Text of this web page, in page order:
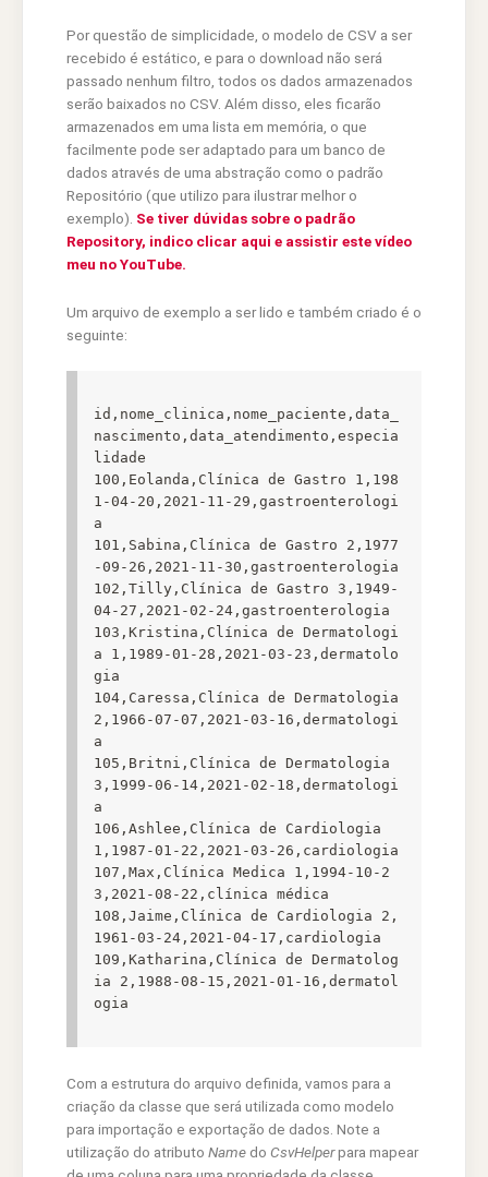
Por questão de simplicidade, o modelo de CSV a ser
recebido é estático, e para o download não será
passado nenhum filtro, todos os dados armazenados
serão baixados no CSV. Além disso, eles ficarão
armazenados em uma lista em memória, o que
facilmente pode ser adaptado para um banco de
dados através de uma abstração como o padrão
Repositório (que utilizo para ilustrar melhor o
exemplo). Se tiver dúvidas sobre o padrão
Repository, indico clicar aqui e assistir este vídeo
meu no YouTube.
Um arquivo de exemplo a ser lido e também criado é o
seguinte:
id,nome_clinica,nome_paciente,data_
nascimento,data_atendimento,especia
lidade
100,Eolanda,Clínica de Gastro 1,198
1-04-20,2021-11-29,gastroenterologi
a
101,Sabina,Clínica de Gastro 2,1977
-09-26,2021-11-30,gastroenterologia
102,Tilly,Clínica de Gastro 3,1949-
04-27,2021-02-24,gastroenterologia
103,Kristina,Clínica de Dermatologi
a 1,1989-01-28,2021-03-23,dermatolo
gia
104,Caressa,Clínica de Dermatologia
2,1966-07-07,2021-03-16,dermatologi
a
105,Britni,Clínica de Dermatologia
3,1999-06-14,2021-02-18,dermatologi
a
106,Ashlee,Clínica de Cardiologia
1,1987-01-22,2021-03-26,cardiologia
107,Max,Clínica Medica 1,1994-10-2
3,2021-08-22,clínica médica
108,Jaime,Clínica de Cardiologia 2,
1961-03-24,2021-04-17,cardiologia
109,Katharina,Clínica de Dermatolog
ia 2,1988-08-15,2021-01-16,dermatol
ogia
Com a estrutura do arquivo definida, vamos para a
criação da classe que será utilizada como modelo
para importação e exportação de dados. Note a
utilização do atributo Namedo CsvHelperpara mapear